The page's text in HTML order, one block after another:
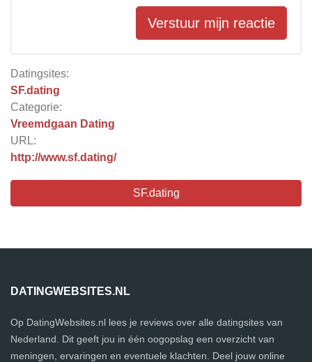
Datingsites:
SF.dating
Categorie:
Vreemdgaan Dating
URL:
http://www.sf.dating/
SF.dating
Verstuur mijn reactie
DATINGWEBSITES.NL
Op DatingWebsites.nl lees je reviews over alle datingsites van
Nederland. Dit geeft jou in één oogopslag een overzicht van
meningen, ervaringen en eventuele klachten. Deel jouw online